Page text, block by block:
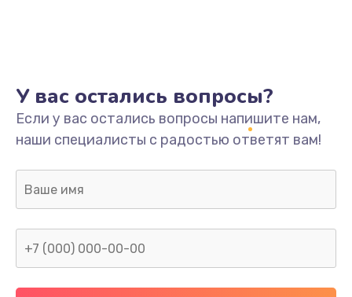
У вас остались вопросы?
Если у вас остались вопросы напишите нам,
наши специалисты с радостью ответят вам!